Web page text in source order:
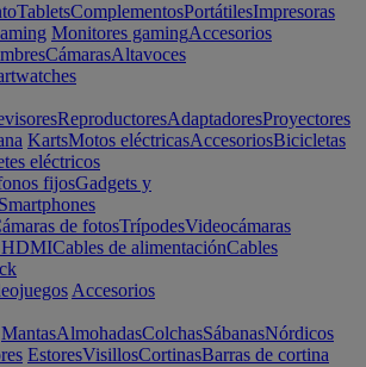
TabletsComplementosPortátilesImpresoras
Monitores gamingAccesorios
CámarasAltavoces
ReproductoresAdaptadoresProyectores
KartsMotos eléctricasAccesoriosBicicletas
eléctricos
fijosGadgets y
Smartphones
de fotosTrípodesVideocámaras
HDMICables de alimentaciónCables
Accesorios
MantasAlmohadasColchasSábanasNórdicos
EstoresVisillosCortinasBarras de cortina